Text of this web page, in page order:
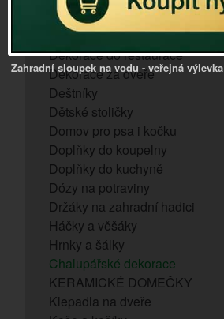
Dárky pro muže
Dekorace do bytu
Dekorace do restaurace
Dekorace za dveře
Deštníky
Dětské stoličky
Domov pro psa i kočku
Doplňky do koupelny
Doplňky do kuchyně
Dózy na potraviny
Držáky na zahradní hadici
Háčky a věšáky
Hrnky a šálky
Chalupářské dekorace
KERAMICKÉ DOMEČKY
Klepadla na dveře
Zahradní sloupek na vodu - veřejná výlevka